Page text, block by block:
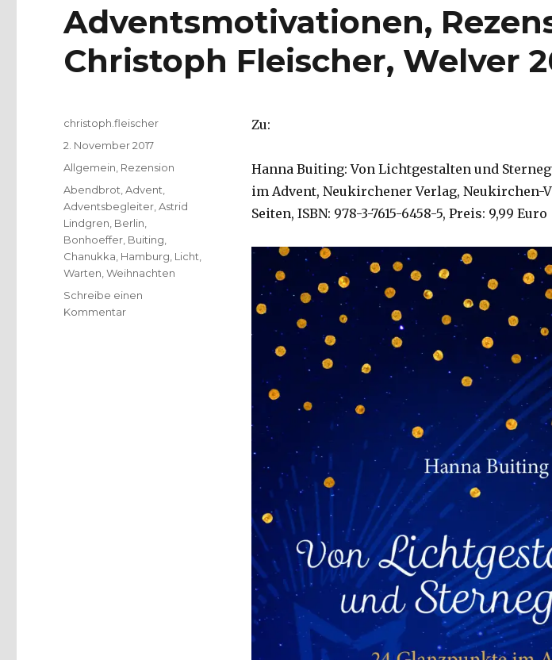
Adventsmotivationen,
Christoph Fleischer, Welver
Zu:
Hanna Buiting: Von Lichtgestalten und
im Advent, Neukirchener Verlag, Neukirchen-
Seiten, ISBN: 978-3-7615-6458-5, Preis: 9,99 Euro
Autor
christoph.fleischer
Veröffentlicht
am
2. November 2017
Kategorien
Allgemein Rezension
Schlagwörter
Abendbrot ,Advent
Adventsbegleiter ,Astrid
Lindgren Berlin
Bonhoeffer Buiting
Chanukka Hamburg Licht
Warten ,Weihnachten
Schreibe einen
Kommentarzu